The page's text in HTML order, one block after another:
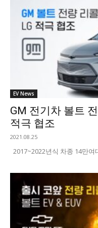
EV News
GM 전기차 볼트
적극 협조
2021.08.25
2017~2022년식 차종 14만여